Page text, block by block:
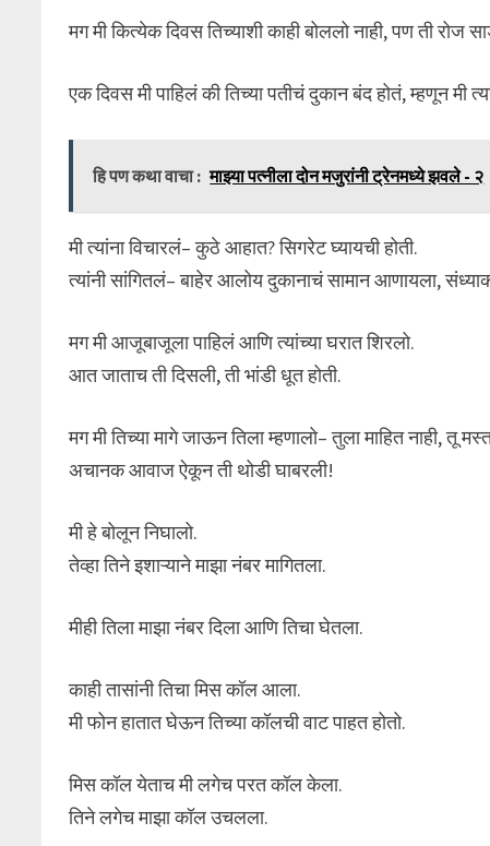
मग मी कित्येक दिवस तिच्याशी काही बोललो नाही, पण ती रोज
एक दिवस मी पाहिलं की तिच्या पतीचं दुकान बंद होतं, म्हणून मी
हि पण कथा वाचा : माझ्या पत्नीला दोन मजुरांनी ट्रेनमध्ये झवले - २
मी त्यांना विचारलं– कुठे आहात? सिगरेट घ्यायची होती.
त्यांनी सांगितलं– बाहेर आलोय दुकानाचं सामान आणायला,
मग मी आजूबाजूला पाहिलं आणि त्यांच्या घरात शिरलो.
आत जाताच ती दिसली, ती भांडी धूत होती.
मग मी तिच्या मागे जाऊन तिला म्हणालो– तुला माहित नाही, तू
अचानक आवाज ऐकून ती थोडी घाबरली!
मी हे बोलून निघालो.
तेव्हा तिने इशाऱ्याने माझा नंबर मागितला.
मीही तिला माझा नंबर दिला आणि तिचा घेतला.
काही तासांनी तिचा मिस कॉल आला.
मी फोन हातात घेऊन तिच्या कॉलची वाट पाहत होतो.
मिस कॉल येताच मी लगेच परत कॉल केला.
तिने लगेच माझा कॉल उचलला.